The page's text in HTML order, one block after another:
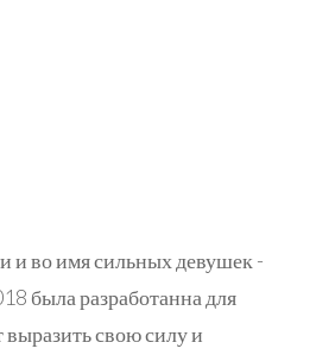
и во имя сильных девушек -
была разработанна для
выразить свою силу и